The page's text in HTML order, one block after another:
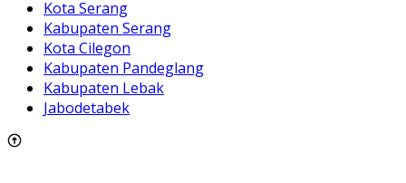
Kota Serang
Kabupaten Serang
Kota Cilegon
Kabupaten Pandeglang
Kabupaten Lebak
Jabodetabek